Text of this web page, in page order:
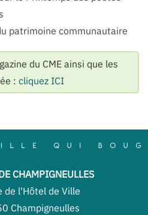
patrimoine communautaire
du CME ainsi que les
: cliquez ICI
CHAMPIGNEULLES
de l'Hôtel de Ville
Champigneulles